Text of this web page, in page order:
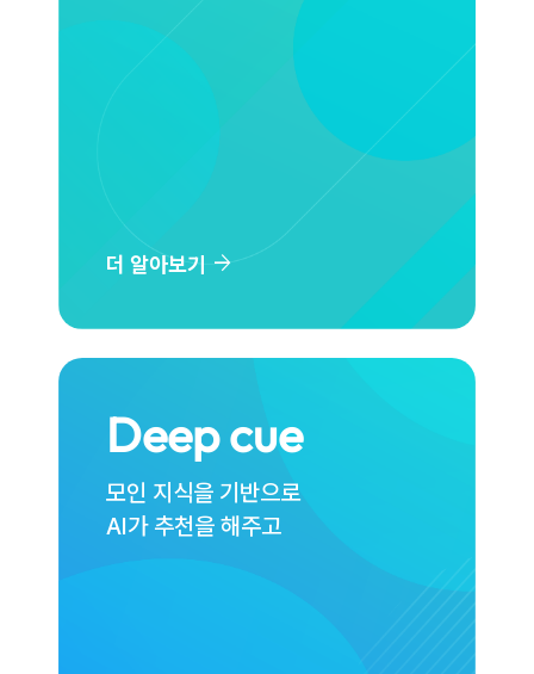
더 알아보기 arrow_forward
Deep cue
모인 지식을 기반으로
AI가 추천을 해주고